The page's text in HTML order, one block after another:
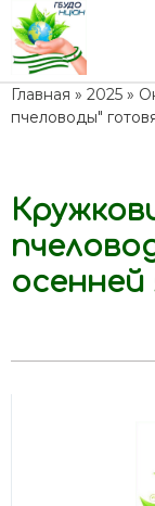
Главная » 2025 »
пчеловоды"
осенней